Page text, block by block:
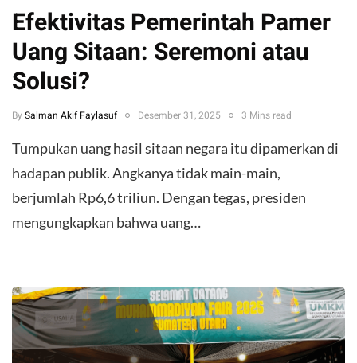
Efektivitas Pemerintah Pamer
Uang Sitaan: Seremoni atau
Solusi?
By Salman Akif Faylasuf Desember 31, 2025 3 Mins read
Tumpukan uang hasil sitaan negara itu dipamerkan di
hadapan publik. Angkanya tidak main-main,
berjumlah Rp6,6 triliun. Dengan tegas, presiden
mengungkapkan bahwa uang…